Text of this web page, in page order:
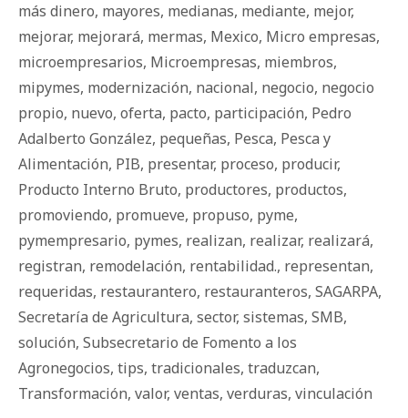
más dinero, mayores, medianas, mediante, mejor,
mejorar, mejorará, mermas, Mexico, Micro empresas,
microempresarios, Microempresas, miembros,
mipymes, modernización, nacional, negocio, negocio
propio, nuevo, oferta, pacto, participación, Pedro
Adalberto González, pequeñas, Pesca, Pesca y
Alimentación, PIB, presentar, proceso, producir,
Producto Interno Bruto, productores, productos,
promoviendo, promueve, propuso, pyme,
pymempresario, pymes, realizan, realizar, realizará,
registran, remodelación, rentabilidad., representan,
requeridas, restaurantero, restauranteros, SAGARPA,
Secretaría de Agricultura, sector, sistemas, SMB,
solución, Subsecretario de Fomento a los
Agronegocios, tips, tradicionales, traduzcan,
Transformación, valor, ventas, verduras, vinculación